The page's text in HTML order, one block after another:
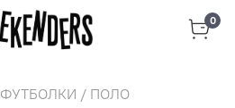
0
ФУТБОЛКИ / ПОЛО